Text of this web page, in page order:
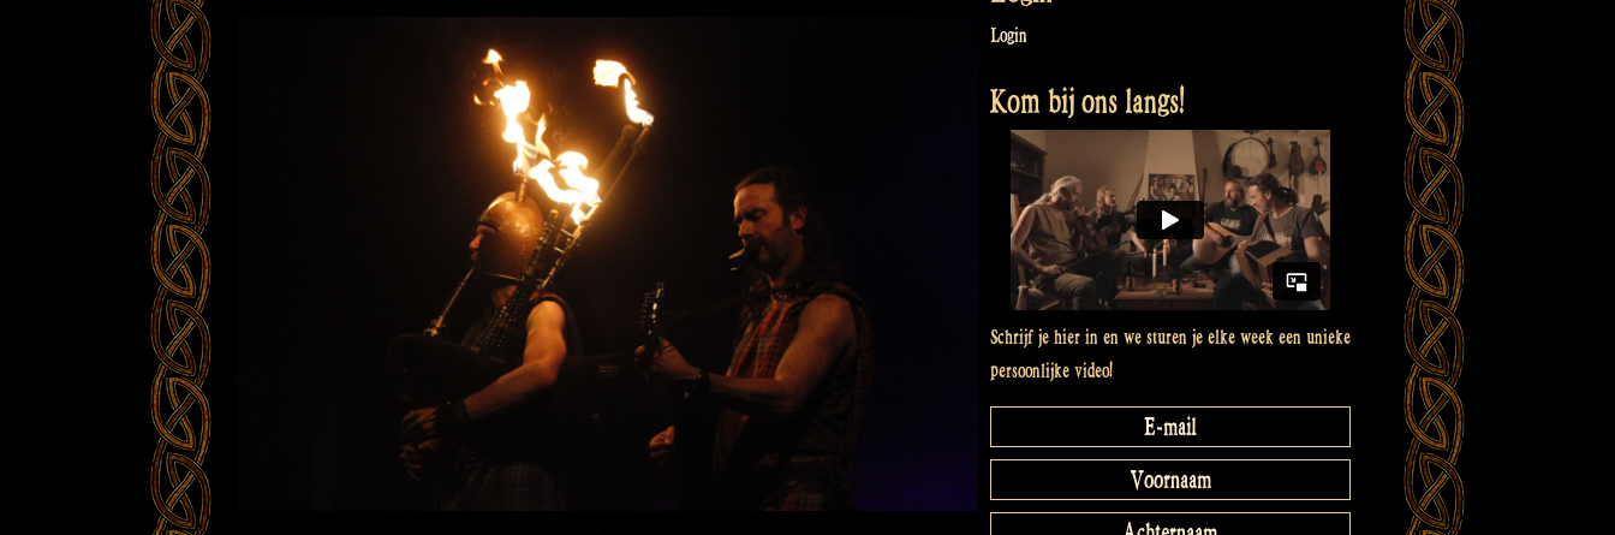
Login
Kom bij ons langs!
Schrijf je hier in en we sturen je elke week een unieke
persoonlijke video!